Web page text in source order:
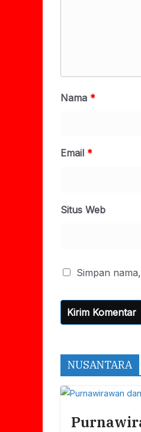
Nama *
Email *
Situs Web
Simpan
NUSANTARA